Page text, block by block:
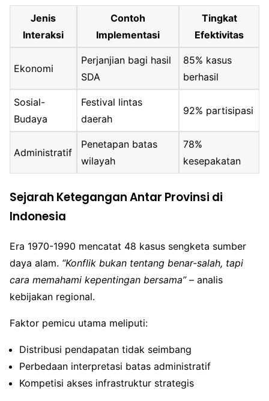
Jenis
Interaksi
Contoh
Implementasi
Tingkat
Efektivitas
Ekonomi
Perjanjian bagi hasil
SDA
85% kasus
berhasil
Sosial-
Budaya
Festival lintas
daerah
92% partisipasi
Administratif
Penetapan batas
wilayah
78%
kesepakatan
Sejarah Ketegangan Antar Provinsi di
Indonesia
Era 1970-1990 mencatat 48 kasus sengketa sumber
daya alam. “Konflik bukan tentang benar-salah, tapi
cara memahami kepentingan bersama”– analis
kebijakan regional.
Faktor pemicu utama meliputi:
Distribusi pendapatan tidak seimbang
Perbedaan interpretasi batas administratif
Kompetisi akses infrastruktur strategis